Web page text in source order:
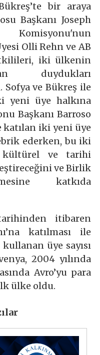
bir araya
Başkanı Joseph
Olli Rehn ve AB
iki ülkenin
duydukları
ve Bükreş ile
yeni üye halkına
Başkanı Barroso
katılan iki yeni üye
ederken, bu iki
ve tarihi
ve Birlik
katkıda
itibaren
katılması ile
üye sayısı
2004 yılında
Avro’yu para
ülke oldu.